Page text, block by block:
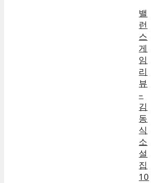
밸
런
스
게
임
리
뷰
–
김
동
식
소
설
집
10